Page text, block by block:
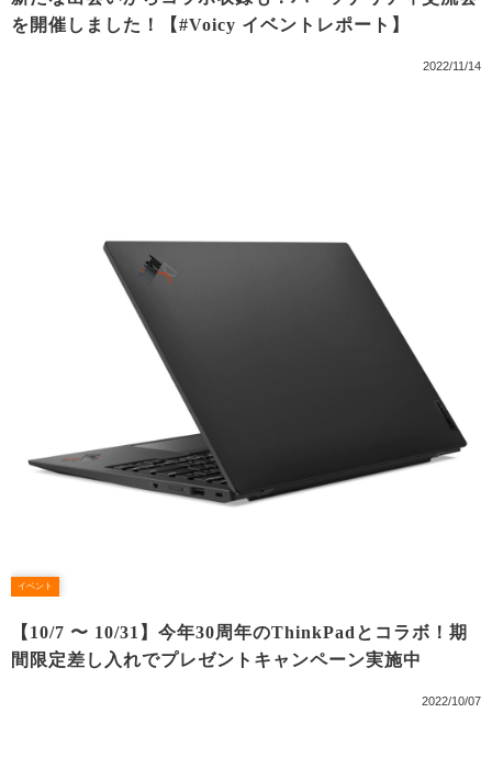
を開催しました！【#Voicy イベントレポート】
2022/11/14
イベント
【10/7 〜 10/31】今年30周年のThinkPadとコラボ！期
間限定差し入れでプレゼントキャンペーン実施中
2022/10/07